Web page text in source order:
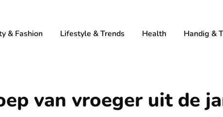
& Fashion Lifestyle & Trends Health Handig &
van vroeger uit de